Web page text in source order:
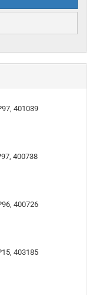
401039
400738
400726
403185